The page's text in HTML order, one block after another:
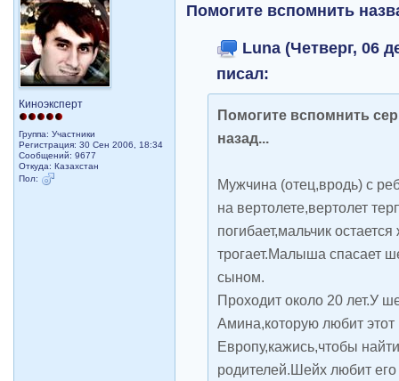
Киноэксперт
Группа: Участники
Регистрация: 30 Сен 2006, 18:34
Сообщений: 9677
Откуда: Казахстан
Пол:
Помогите вспомнить
Luna (Четверг, 06
писал:
Помогите вспомнить
назад...
Мужчина (отец,вродь) с
на вертолете,вертолет
погибает,мальчик
трогает.Малыша спасает
сыном.
Проходит около 20 лет.У
Амина,которую любит этот
Европу,кажись,чтобы
родителей.Шейх любит